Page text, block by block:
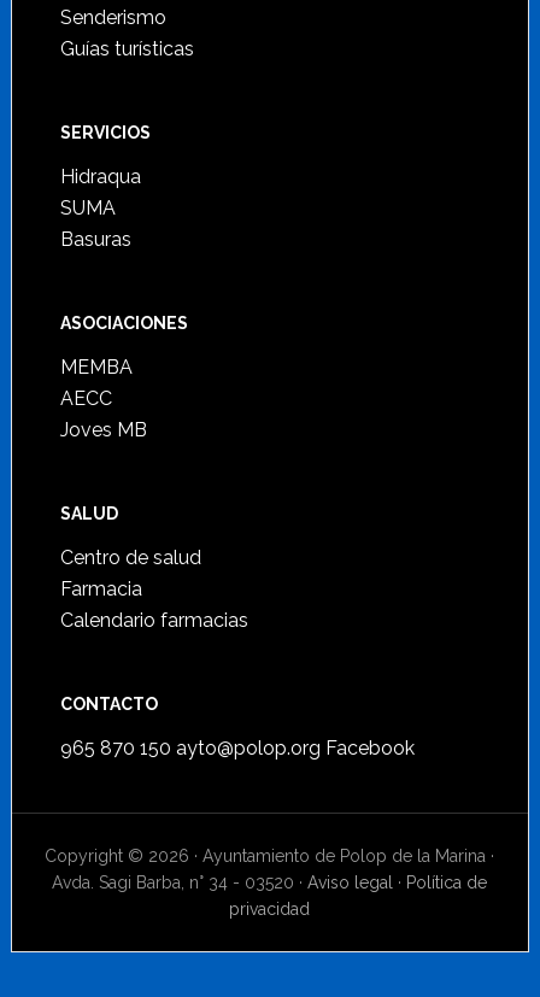
Senderismo
Guías turísticas
SERVICIOS
Hidraqua
SUMA
Basuras
ASOCIACIONES
MEMBA
AECC
Joves MB
SALUD
Centro de salud
Farmacia
Calendario farmacias
CONTACTO
965 870 150 ayto@polop.org Facebook
Copyright © 2026 · Ayuntamiento de Polop de la Marina ·
Avda. Sagi Barba, n° 34 - 03520 ·Aviso legal · Política de
privacidad